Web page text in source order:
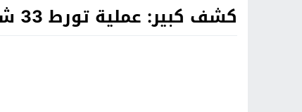
Previous
كشف كبير: عملية تورط 33 شخصاً في بيع المخدرات والسلاح تهز نيويورك”